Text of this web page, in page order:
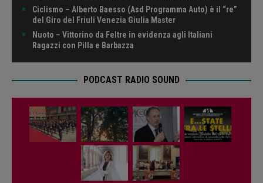
Ciclismo – Alberto Baesso (Asd Programma Auto) è il “re”
del Giro del Friuli Venezia Giulia Master
Nuoto – Vittorino da Feltre in evidenza agli Italiani
Ragazzi con Pilla e Barbazza
PODCAST RADIO SOUND